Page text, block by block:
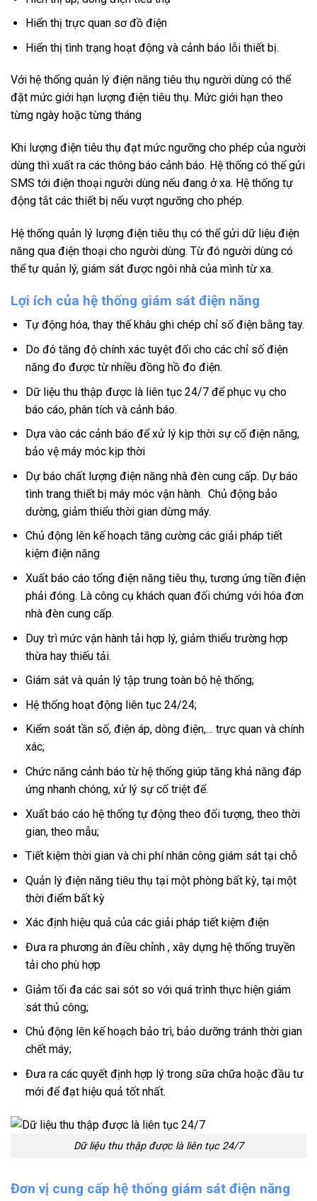
Hiển thị trực quan sơ đồ điện
Hiển thị tình trạng hoạt động và cảnh báo lỗi thiết bị.
Với hệ thống quản lý điện năng tiêu thụ người dùng có thể
đặt mức giới hạn lượng điện tiêu thụ. Mức giới hạn theo
từng ngày hoặc từng tháng
Khi lượng điện tiêu thụ đạt mức ngưỡng cho phép của người
dùng thì xuất ra các thông báo cảnh báo. Hệ thống có thể gửi
SMS tới điện thoại người dùng nếu đang ở xa. Hệ thống tự
động tắt các thiết bị nếu vượt ngưỡng cho phép.
Hệ thống quản lý lượng điện tiêu thụ có thể gửi dữ liệu điện
năng qua điện thoại cho người dùng. Từ đó người dùng có
thể tự quản lý, giám sát được ngôi nhà của mình từ xa.
Lợi ích của hệ thống giám sát điện năng
Tự động hóa, thay thế khâu ghi chép chỉ số điện bằng tay.
Do đó tăng độ chính xác tuyệt đối cho các chỉ số điện
năng đo được từ nhiều đồng hồ đo điện.
Dữ liệu thu thập được là liên tục 24/7 để phục vụ cho
báo cáo, phân tích và cảnh báo.
Dựa vào các cảnh báo để xử lý kịp thời sự cố điện năng,
bảo vệ máy móc kịp thời
Dự báo chất lượng điện năng nhà đèn cung cấp. Dự báo
tình trang thiết bị máy móc vận hành. Chủ động bảo
dường, giảm thiểu thời gian dừng máy.
Chủ động lên kế hoạch tăng cường các giải pháp tiết
kiệm điện năng
Xuất báo cáo tổng điện năng tiêu thụ, tương ứng tiền điện
phải đóng. Là công cụ khách quan đối chứng với hóa đơn
nhà đèn cung cấp.
Duy trì mức vận hành tải hợp lý, giảm thiểu trường hợp
thừa hay thiếu tải.
Giám sát và quản lý tập trung toàn bộ hệ thống;
Hệ thống hoạt động liên tục 24/24;
Kiểm soát tần số, điện áp, dòng điện,… trực quan và chính
xác;
Chức năng cảnh báo từ hệ thống giúp tăng khả năng đáp
ứng nhanh chóng, xử lý sự cố triệt để.
Xuất báo cáo hệ thống tự động theo đối tượng, theo thời
gian, theo mẫu;
Tiết kiệm thời gian và chi phí nhân công giám sát tại chỗ
Quản lý điện năng tiêu thụ tại một phòng bất kỳ, tại một
thời điểm bất kỳ
Xác định hiệu quả của các giải pháp tiết kiệm điện
Đưa ra phương án điều chỉnh , xây dựng hệ thống truyền
tải cho phù hợp
Giảm tối đa các sai sót so với quá trình thực hiện giám
sát thủ công;
Chủ động lên kế hoạch bảo trì, bảo dưỡng tránh thời gian
chết máy;
Đưa ra các quyết định hợp lý trong sữa chữa hoặc đầu tư
mới để đạt hiệu quả tốt nhất.
Dữ liệu thu thập được là liên tục 24/7
Đơn vị cung cấp hệ thống giám sát điện năng